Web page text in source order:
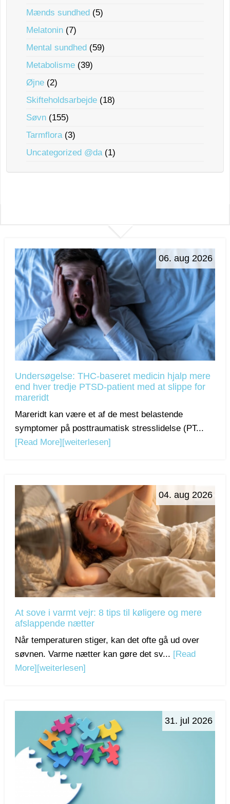
Mænds sundhed (5)
Melatonin (7)
Mental sundhed (59)
Metabolisme (39)
Øjne (2)
Skifteholdsarbejde (18)
Søvn (155)
Tarmflora(3)
Uncategorized @da(1)
06. aug 2026
Undersøgelse: THC-baseret medicin hjalp mere
end hver tredje PTSD-patient med at slippe for
mareridt
Mareridt kan være et af de mest belastende
symptomer på posttraumatisk stresslidelse (PT...
[Read More] [weiterlesen]
04. aug 2026
At sove i varmt vejr: 8 tips til køligere og mere
afslappende nætter
Når temperaturen stiger, kan det ofte gå ud over
søvnen. Varme nætter kan gøre det sv... [Read
More] [weiterlesen]
31. jul 2026